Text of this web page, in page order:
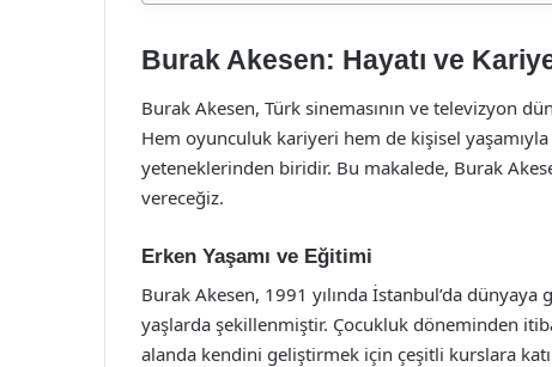
Burak Akesen: Hayatı ve
Burak Akesen, Türk sinemasının ve televizyon
Hem oyunculuk kariyeri hem de kişisel
yeteneklerinden biridir. Bu makalede, Burak
vereceğiz.
Erken Yaşamı ve Eğitimi
Burak Akesen, 1991 yılında İstanbul’da
yaşlarda şekillenmiştir. Çocukluk döneminden
alanda kendini geliştirmek için çeşitli kurslara